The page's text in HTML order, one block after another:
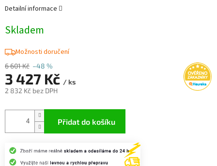
6 601 Kč –48 %
3 427 Kč / ks
2 832 Kč bez DPH
Skladem
Možnosti doručení
Přidat do košíku
Detailní informace